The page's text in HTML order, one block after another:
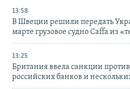
13:58
В Швеции решили передать
марте грузовое судно Caffa из
13:25
Британия ввела санкции
российских банков и